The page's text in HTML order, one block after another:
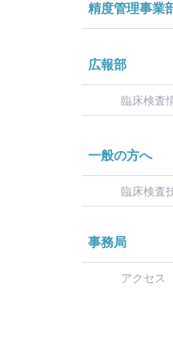
精度管理事業
広報部
臨床検査
一般の方へ
臨床検査
事務局
アクセス